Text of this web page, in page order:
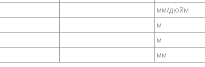
мм/дюйм
м
м
мм